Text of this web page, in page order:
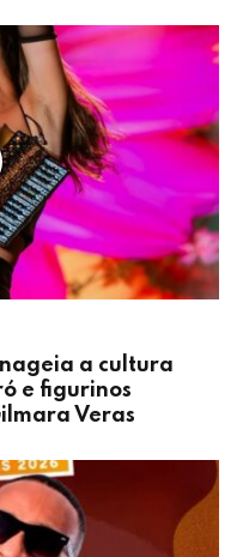
a cultura
e figurinos
Veras